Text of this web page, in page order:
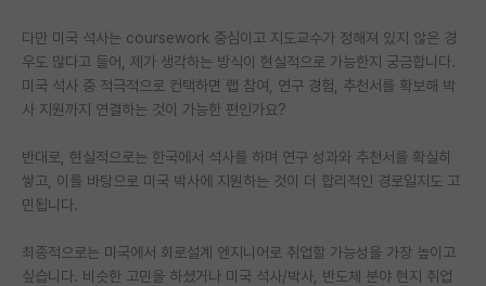
커리어
유학교육
반도체 아카데미
다만 미국 석사는 coursework 중심이고 지도교수가 정해져 있지 않은 경
우도 많다고 들어, 제가 생각하는 방식이 현실적으로 가능한지 궁금합니다.
미국 석사 중 적극적으로 컨택하면 랩 참여, 연구 경험, 추천서를 확보해 박
사 지원까지 연결하는 것이 가능한 편인가요?
반대로, 현실적으로는 한국에서 석사를 하며 연구 성과와 추천서를 확실히
쌓고, 이를 바탕으로 미국 박사에 지원하는 것이 더 합리적인 경로일지도 고
민됩니다.
최종적으로는 미국에서 회로설계 엔지니어로 취업할 가능성을 가장 높이고
싶습니다. 비슷한 고민을 하셨거나 미국 석사/박사, 반도체 분야 현지 취업